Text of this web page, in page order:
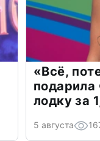
«Всё,
лодку за
5 августа